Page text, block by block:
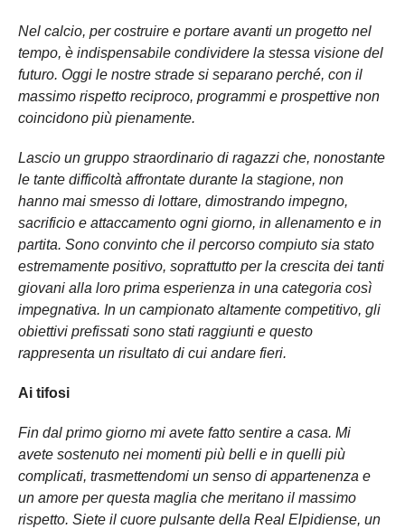
Nel calcio, per costruire e portare avanti un progetto nel
tempo, è indispensabile condividere la stessa visione del
futuro. Oggi le nostre strade si separano perché, con il
massimo rispetto reciproco, programmi e prospettive non
coincidono più pienamente.
Lascio un gruppo straordinario di ragazzi che, nonostante
le tante difficoltà affrontate durante la stagione, non
hanno mai smesso di lottare, dimostrando impegno,
sacrificio e attaccamento ogni giorno, in allenamento e in
partita. Sono convinto che il percorso compiuto sia stato
estremamente positivo, soprattutto per la crescita dei tanti
giovani alla loro prima esperienza in una categoria così
impegnativa. In un campionato altamente competitivo, gli
obiettivi prefissati sono stati raggiunti e questo
rappresenta un risultato di cui andare fieri.
Ai tifosi
Fin dal primo giorno mi avete fatto sentire a casa. Mi
avete sostenuto nei momenti più belli e in quelli più
complicati, trasmettendomi un senso di appartenenza e
un amore per questa maglia che meritano il massimo
rispetto. Siete il cuore pulsante della Real Elpidiense, un